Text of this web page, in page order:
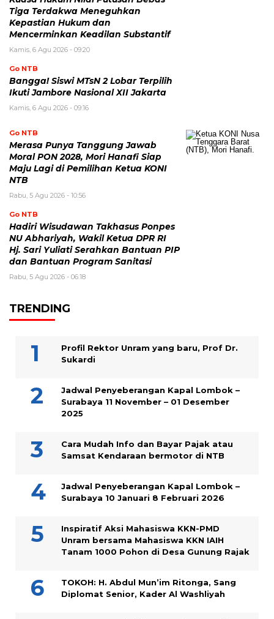
Tiga Terdakwa Meneguhkan
Kepastian Hukum dan
Mencerminkan Keadilan Substantif
Kamis, 6 Agu 2026 - 09:20
Go NTB
Bangga! Siswi MTsN 2 Lobar Terpilih
Ikuti Jambore Nasional XII Jakarta
Kamis, 6 Agu 2026 - 09:16
Go NTB
Merasa Punya Tanggung Jawab
Moral PON 2028, Mori Hanafi Siap
Maju Lagi di Pemilihan Ketua KONI
NTB
Rabu, 5 Agu 2026 - 10:56
Go NTB
Hadiri Wisudawan Takhasus Ponpes
NU Abhariyah, Wakil Ketua DPR RI
Hj. Sari Yuliati Serahkan Bantuan PIP
dan Bantuan Program Sanitasi
Rabu, 5 Agu 2026 - 06:18
TRENDING
Profil Rektor Unram yang baru, Prof Dr.
Sukardi
Jadwal Penyeberangan Kapal Lombok –
Surabaya 11 November – 01 Desember
2025
Cara Mudah Info dan Bayar Pajak atau
Samsat Kendaraan bermotor di NTB
Jadwal Penyeberangan Kapal Lombok –
Surabaya 10 Januari 8 Februari 2026
Inspiratif Aksi Mahasiswa KKN-PMD
Unram bersama Mahasiswa KKN IAIH
Tanam 1000 Pohon di Desa Gunung Rajak
TOKOH: H. Abdul Mun’im Ritonga, Sang
Diplomat Senior, Kader Al Washliyah